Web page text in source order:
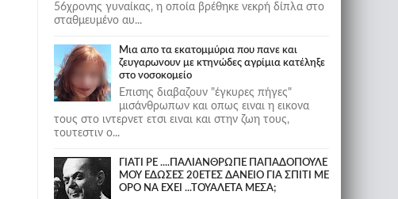
56χρονης γυναίκας, η οποία βρέθηκε νεκρή δίπλα στο
σταθμευμένο αυ...
Μια απο τα εκατομμύρια που πανε και
ζευγαρωνουν με κτηνώδες αγρίμια κατέληξε
στο νοσοκομείο
Επισης διαβαζουν "έγκυρες πήγες"
μισάνθρωπων και οπως ειναι η εικονα
τους στο ιντερνετ ετσι ειναι και στην ζωη τους,
τουτεστιν ο...
ΓΙΑΤΙ ΡΕ ....ΠΑΛΙΑΝΘΡΩΠΕ ΠΑΠΑΔΟΠΟΥΛΕ
ΜΟΥ ΕΔΩΣΕΣ 20ΕΤΕΣ ΔΑΝΕΙΟ ΓΙΑ ΣΠΙΤΙ ΜΕ
ΟΡΟ ΝΑ ΕΧΕΙ ...ΤΟΥΑΛΕΤΑ ΜΕΣΑ;